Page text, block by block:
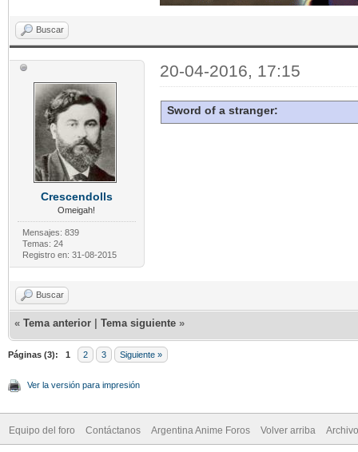
Buscar
Crescendolls
Omeigah!
Mensajes: 839
Temas: 24
Registro en: 31-08-2015
20-04-2016, 17:15
Sword of a stranger:
Buscar
« Tema anterior Tema siguiente »
Páginas (3): 1 2 3 Siguiente »
Ver la versión para impresión
Equipo del foro Contáctanos Argentina Anime Foros Volver arriba